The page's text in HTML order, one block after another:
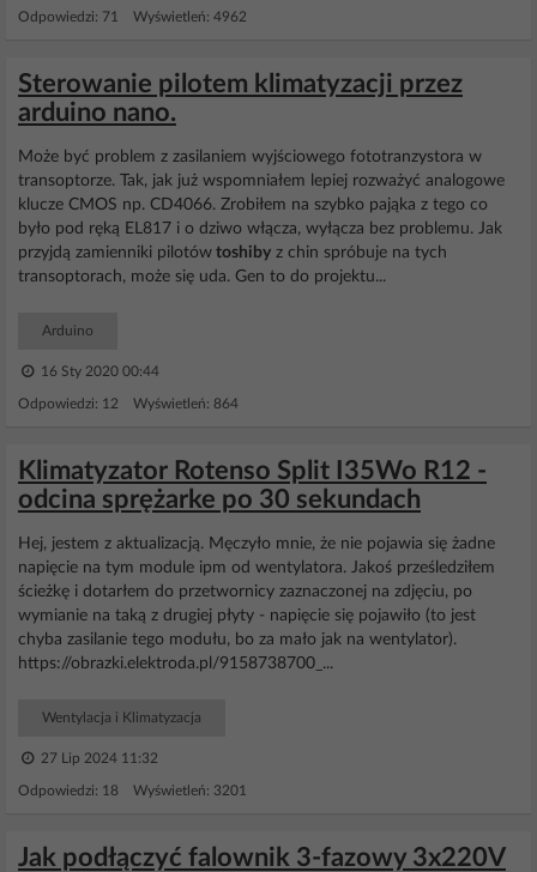
Odpowiedzi: 71 Wyświetleń: 4962
Sterowanie pilotem klimatyzacji przez
arduino nano.
Może być problem z zasilaniem wyjściowego fototranzystora w
transoptorze. Tak, jak już wspomniałem lepiej rozważyć analogowe
klucze CMOS np. CD4066. Zrobiłem na szybko pająka z tego co
było pod ręką EL817 i o dziwo włącza, wyłącza bez problemu. Jak
przyjdą zamienniki pilotów toshiby z chin spróbuje na tych
transoptorach, może się uda. Gen to do projektu...
Arduino
16 Sty 2020 00:44
Odpowiedzi: 12 Wyświetleń: 864
Klimatyzator Rotenso Split I35Wo R12 -
odcina sprężarke po 30 sekundach
Hej, jestem z aktualizacją. Męczyło mnie, że nie pojawia się żadne
napięcie na tym module ipm od wentylatora. Jakoś prześledziłem
ścieżkę i dotarłem do przetwornicy zaznaczonej na zdjęciu, po
wymianie na taką z drugiej płyty - napięcie się pojawiło (to jest
chyba zasilanie tego modułu, bo za mało jak na wentylator).
https://obrazki.elektroda.pl/9158738700_...
Wentylacja i Klimatyzacja
27 Lip 2024 11:32
Odpowiedzi: 18 Wyświetleń: 3201
Jak podłączyć falownik 3-fazowy 3x220V